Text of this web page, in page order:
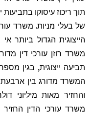
תוך ריכוז עיסוקו בתביעות
של בעלי מניות. משרד
הייצוגית הגדול ביותר
משרד רוזן עורכי דין